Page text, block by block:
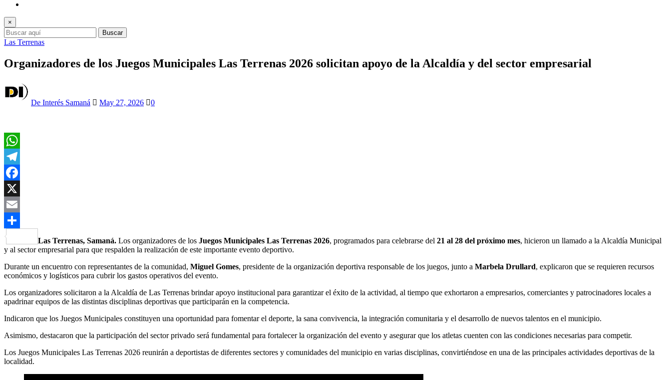
×
Buscar
Las Terrenas
Organizadores de los Juegos Municipales Las Terrenas 2026 solicitan apoyo de la Alcaldía y del sector empresarial
De Interés Samaná May 27, 2026 0
WhatsApp
Telegram
Facebook
X
Email
Compartir
Las Terrenas, Samaná. Los organizadores de los Juegos Municipales Las Terrenas 2026, programados para celebrarse del 21 al 28 del próximo mes, hicieron un llamado a la Alcaldía Municipal
y al sector empresarial para que respalden la realización de este importante evento deportivo.
Durante un encuentro con representantes de la comunidad, Miguel Gomes, presidente de la organización deportiva responsable de los juegos, junto a Marbela Drullard, explicaron que se requieren recursos
económicos y logísticos para cubrir los gastos operativos del evento.
Los organizadores solicitaron a la Alcaldía de Las Terrenas brindar apoyo institucional para garantizar el éxito de la actividad, al tiempo que exhortaron a empresarios, comerciantes y patrocinadores locales a
apadrinar equipos de las distintas disciplinas deportivas que participarán en la competencia.
Indicaron que los Juegos Municipales constituyen una oportunidad para fomentar el deporte, la sana convivencia, la integración comunitaria y el desarrollo de nuevos talentos en el municipio.
Asimismo, destacaron que la participación del sector privado será fundamental para fortalecer la organización del evento y asegurar que los atletas cuenten con las condiciones necesarias para competir.
Los Juegos Municipales Las Terrenas 2026 reunirán a deportistas de diferentes sectores y comunidades del municipio en varias disciplinas, convirtiéndose en una de las principales actividades deportivas de la
localidad.